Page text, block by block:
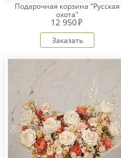
Подарочная корзина "Русская
охота"
12 950
Заказать